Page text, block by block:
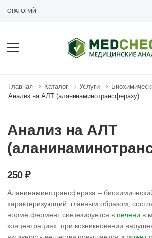
Главная Каталог Услуги
Анализ на АЛТ (аланинаминотрансферазу)
Анализ на АЛТ
250 ₽
Аланинаминотрансфераза –
характеризующий, главным образом,
норме фермент синтезируется в печени в
концентрациях; при возникновении
активность вещества повышается и может